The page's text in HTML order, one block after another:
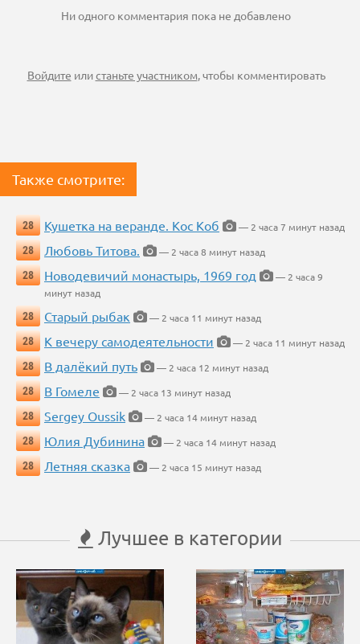
Ни одного комментария пока не добавлено
Войдите илистаньте участником, чтобы комментировать
Также смотрите:
28 Кушетка на веранде. Кос Коб
— 2 часа 7 минут назад
28
Любовь Титова.
— 2 часа 8 минут назад
28
Новодевичий монастырь, 1969 год
— 2 часа 9
минут назад
28
Старый рыбак
— 2 часа 11 минут назад
28
К вечеру самодеятельности
— 2 часа 11 минут назад
28
В далёкий путь
— 2 часа 12 минут назад
28
В Гомеле
— 2 часа 13 минут назад
28
Sergey Oussik
— 2 часа 14 минут назад
28
Юлия Дубинина
— 2 часа 14 минут назад
28
Летняя сказка — 2 часа 15 минут назад
Лучшее в категории